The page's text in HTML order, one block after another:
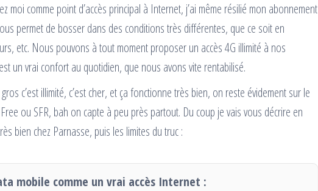
moi comme point d’accès principal à Internet, j’ai même résilié mon abonnement
permet de bosser dans des conditions très différentes, que ce soit en
etc. Nous pouvons à tout moment proposer un accès 4G illimité à nos
un vrai confort au quotidien, que nous avons vite rentabilisé.
c’est illimité, c’est cher, et ça fonctionne très bien, on reste évidement sur le
ou SFR, bah on capte à peu près partout. Du coup je vais vous décrire en
bien chez Parnasse, puis les limites du truc :
mobile comme un vrai accès Internet :